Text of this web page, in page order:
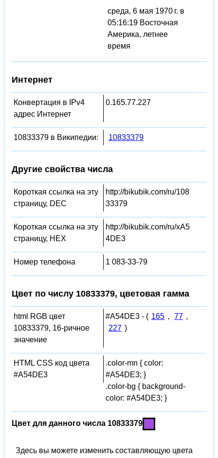
среда, 6 мая 1970 г. в
05:16:19 Восточная
Америка, летнее
время
Интернет
Конвертация в IPv4
адрес Интернет
0.165.77.227
10833379 в Википедии: 10833379
Другие свойства числа
Короткая ссылка на эту
страницу, DEC
http://bikubik.com/ru/108
33379
Короткая ссылка на эту
страницу, HEX
http://bikubik.com/ru/xA5
4DE3
Номер телефона 1 083-33-79
Цвет по числу 10833379, цветовая гамма
html RGB цвет
10833379, 16-ричное
значение
#A54DE3 - ( 165 , 77 ,
227 )
HTML CSS код цвета
#A54DE3
.color-mn { color:
#A54DE3; }
.color-bg { background-
color: #A54DE3; }
Цвет для данного числа 10833379
Здесь вы можете изменить составляющую цвета